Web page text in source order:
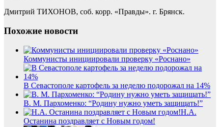
Дмитрий ТИХОНОВ, соб. корр. «Правды». г. Брянск.
Похожие новости
Коммунисты инициировали проверку «Роснано»
В Севастополе картофель за неделю подорожал на 14%
В. М. Пархоменко: “Родину нужно уметь защищать!”
Н.А.
Останина поздравляет с Новым годом!